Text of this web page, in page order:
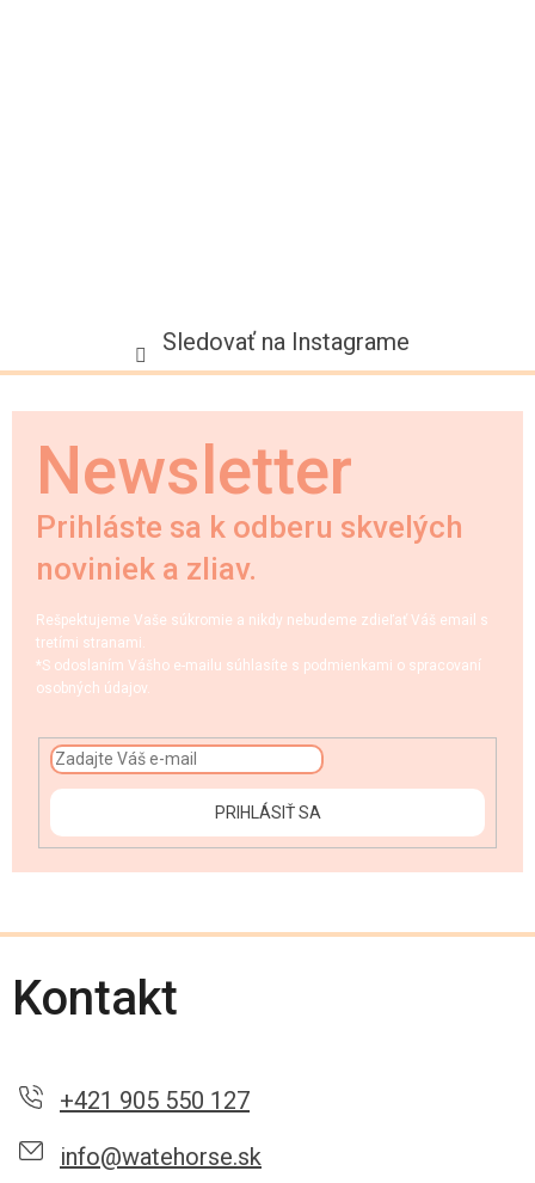
Sledovať na Instagrame
Newsletter
Prihláste sa k odberu skvelých
noviniek a zliav.
Rešpektujeme Vaše súkromie a nikdy nebudeme zdieľať Váš email s
tretími stranami.
*S odoslaním Vášho e-mailu súhlasíte s podmienkami o spracovaní
osobných údajov.
PRIHLÁSIŤ SA
Kontakt
+421 905 550 127
info@watehorse.sk